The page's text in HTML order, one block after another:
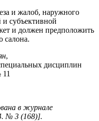
и жалоб, наружного
и субъективной
и должен предположить
салона.
,
дисциплин
в журнале
№ 3 (168)].